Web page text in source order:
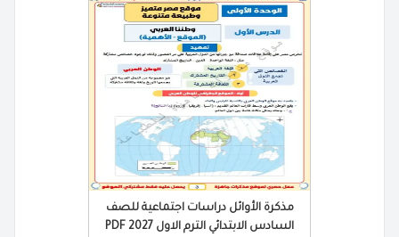
مذكرة الأوائل دراسات اجتماعية للصف
السادس الابتدائي الترم الاول 2027 PDF